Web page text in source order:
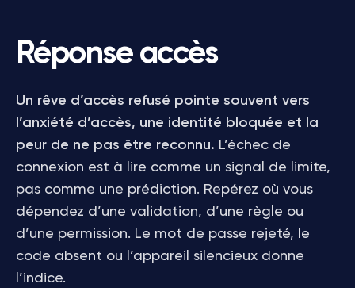
Réponse accès
Un rêve d’accès refusé pointe souvent vers
l’anxiété d’accès, une identité bloquée et la
peur de ne pas être reconnu. L’échec de
connexion est à lire comme un signal de limite,
pas comme une prédiction. Repérez où vous
dépendez d’une validation, d’une règle ou
d’une permission. Le mot de passe rejeté, le
code absent ou l’appareil silencieux donne
l’indice.